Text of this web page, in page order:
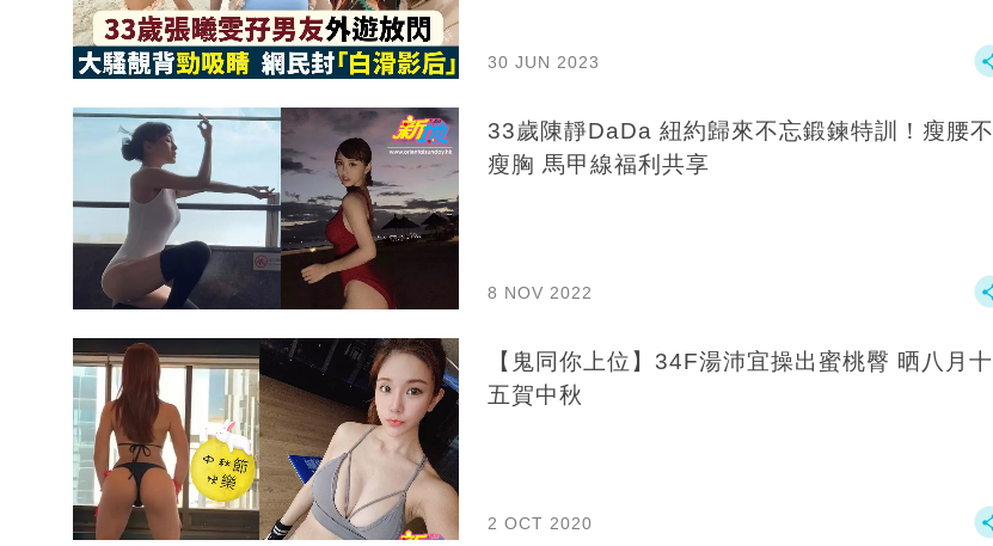
30 JUN 2023
33歲陳靜DaDa 紐約歸來不忘鍛鍊特訓！瘦腰不
瘦胸 馬甲線福利共享
8 NOV 2022
【鬼同你上位】34F湯沛宜操出蜜桃臀 晒八月十
五賀中秋
2 OCT 2020